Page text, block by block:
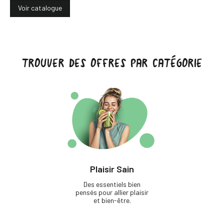
Voir catalogue
TROUVER DES OFFRES PAR CATÉGORIE
Plaisir Sain
Des essentiels bien
pensés pour allier plaisir
et bien-être.